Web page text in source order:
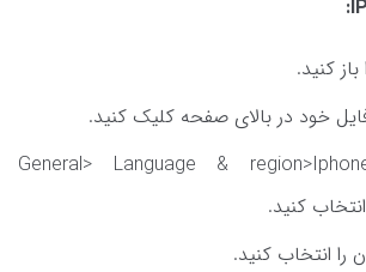
کنید.
خود در بالای صفحه کلیک کنید.
General> Language &
را انتخاب کنید.